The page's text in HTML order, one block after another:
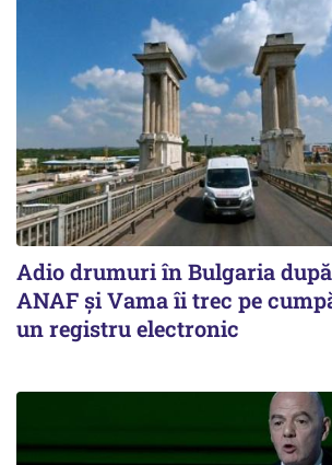
Adio drumuri în Bulgaria
ANAF și Vama îi trec pe
un registru electronic